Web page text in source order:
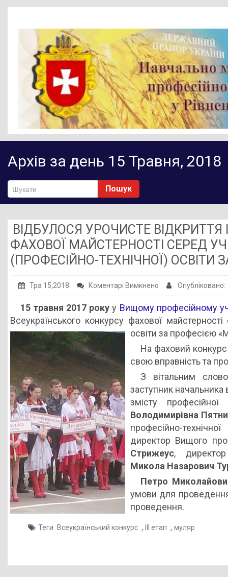
Головна
Новини
Діяльність НМЦ ПТО
Методичне забезпечення
Нормативно-правове забезпечення
Публічна інформація
Заклади ПТО
НМЦ ПТО України
Архів за день 15 Травня, 2018
Пошук
ВІДБУЛОСЯ УРОЧИСТЕ ВІДКРИТТЯ
ФАХОВОЇ МАЙСТЕРНОСТІ СЕРЕД
(ПРОФЕСІЙНО-ТЕХНІЧНОЇ) ОСВІТИ
Тра 15,2018 Коментарі Вимкнено до
УРОЧИСТЕ
ВІДКРИТТЯ
ІІІ
ЕТАПУ
ВСЕУКРАЇНСЬКОГО
КОНКУРСУ
ФАХОВОЇ
МАЙСТЕРНОСТІ
СЕРЕД
УЧНІВ
ЗАКЛАДІВ
ПРОФЕСІЙНОЇ
(ПРОФЕСІЙНО-
ТЕХНІЧНОЇ)
ОСВІТИ
ЗА
ПРОФЕСІЄЮ
«МУЛЯР»
15 травня 2017 року у Вищому професійному
Всеукраїнського конкурсу фахової
освіти за професією
На фаховий конкурс
свою вправність та
З вітальним
заступник начальника
змісту
Володимирівна
професійно-
директор Вищого
Стрижеус, директор
Микола Назарович
Петро
умови для проведення
проведення.
Теги Всеукраїнський конкурс , ІІІ етап , муляр